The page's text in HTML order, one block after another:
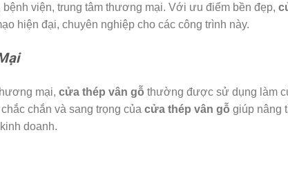
viện, trung tâm thương mại. Với ưu điểm bền đẹp,
hiện đại, chuyên nghiệp cho các công trình này.
mại, cửa thép vân gỗ thường được sử dụng làm
chắn và sang trọng của cửa thép vân gỗ giúp nâng
doanh.